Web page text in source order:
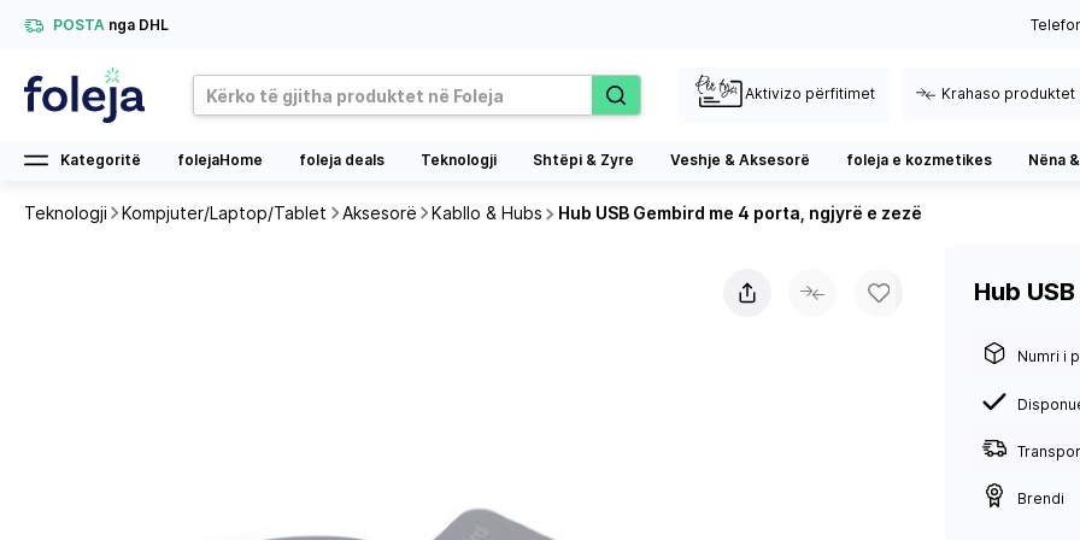
POSTA nga DHL
Aktivizo përfitimet Krahaso produktet
Kategoritë folejaHome foleja deals Teknologji Shtëpi & Zyre Veshje & Aksesorë foleja e kozmetikes Nëna
Teknologji Kompjuter/Laptop/Tablet Aksesorë Kabllo & Hubs Hub USB Gembird me 4 porta, ngjyrë e zezë
Hub
Numri i
Brendi